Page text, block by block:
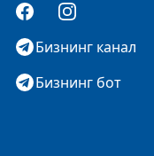
FacebookInstagram
Бизнинг канал
Бизнинг бот